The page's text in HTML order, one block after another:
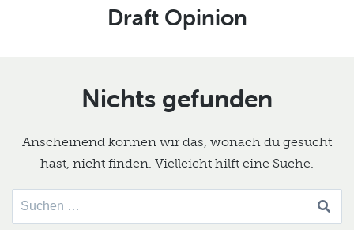
Mittelstandsverband
abfallbasierter
Schlagwort:
Draft Opinion
Nichts gefunden
Anscheinend können wir das, wonach du gesucht
hast, nicht finden. Vielleicht hilft eine Suche.
Suche
nach: